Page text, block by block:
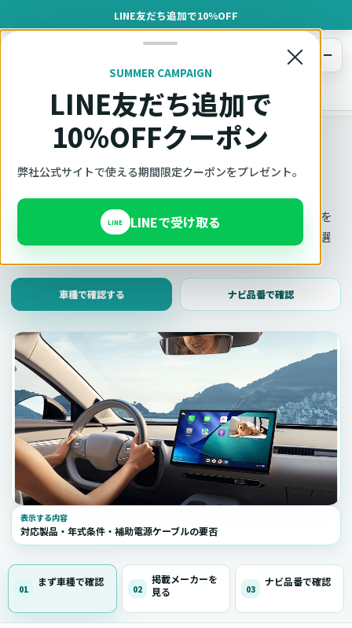
LINE友だち追加で10%OFF
×
SUMMER CAMPAIGN
LINE友だち追加で
10%OFFクーポン
弊社公式サイトで使える期間限定クーポンをプレゼント。
LINE LINEで受け取る
オットキャスト
メニュー
車種適合確認
車種適合確認
車種と年式で適合確認
Ottocast（オットキャスト）の対応製品、条件、注意事項を
このページ内で見られます。 迷った場合は、車種と年式を選
車種で確認する ナビ品番で確認
表示する内容
対応製品・年式条件・補助電源ケーブルの要否
01
まず車種で確認
02
掲載メーカーを
見る
03
ナビ品番で確認